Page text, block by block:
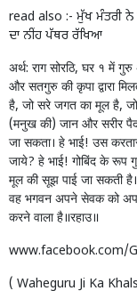
read also :- ਮੁੱਖ ਮੰਤਰੀ ਨੇ
ਦਾ ਨੀਂਹ ਪੱਥਰ ਰੱਖਿਆ
अर्थ: राग सोरठि, घर १ में
और सतगुरु की कृपा द्वारा
है, जो सरे जगत का मूल है,
(मनुख की) जान और सरीर
जा सकता। हे भाई! उस
जाये? हे भाई! गोबिंद के रूप
मूल की सूझ पाई जा सकती
वह भगवन अपने सेवक को
करने वाला है॥रहाउ॥
www.facebook.com/
( Waheguru Ji Ka